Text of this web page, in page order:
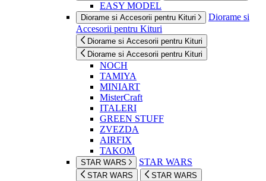
EASY MODEL
Diorame si Accesorii pentru Kituri
Diorame si
Accesorii pentru Kituri
Diorame si Accesorii pentru Kituri
Diorame si Accesorii pentru Kituri
NOCH
TAMIYA
MINIART
MisterCraft
ITALERI
GREEN STUFF
ZVEZDA
AIRFIX
TAKOM
STAR WARS STAR WARS
STAR WARS STAR WARS